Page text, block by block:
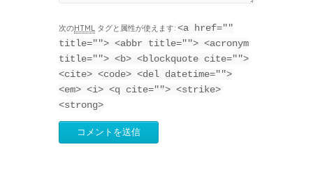
次のHTML タグと属性が使えます: <a href=""
title=""> <abbr title=""> <acronym
title=""> <b> <blockquote cite="">
<cite> <code> <del datetime="">
<em> <i> <q cite=""> <strike>
<strong>